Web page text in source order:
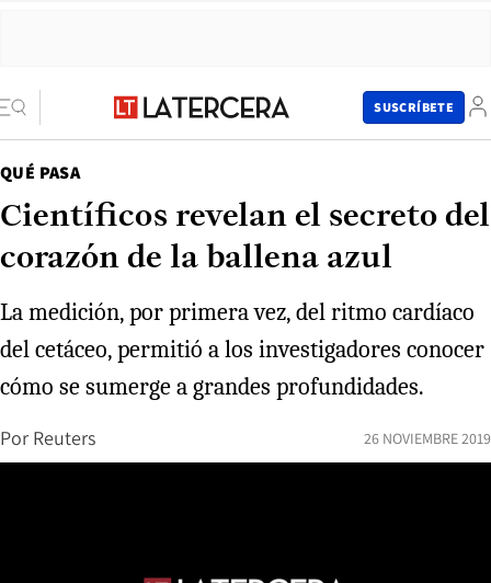
SUSCRÍBETE
QUÉ PASA
Científicos revelan el secreto del
corazón de la ballena azul
La medición, por primera vez, del ritmo cardíaco
del cetáceo, permitió a los investigadores conocer
cómo se sumerge a grandes profundidades.
Por Reuters 26 NOVIEMBRE 2019